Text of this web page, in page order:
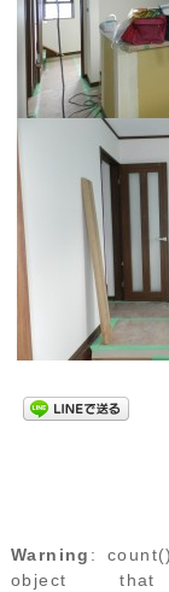
Warning :
object that